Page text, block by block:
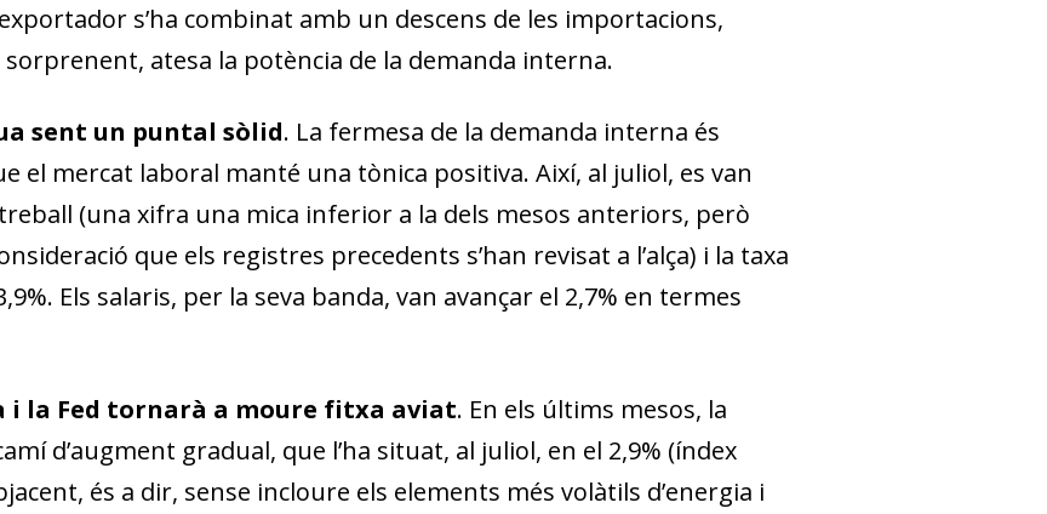
s’ha combinat amb un descens de les importacions,
atesa la potència de la demanda interna.
sent un puntal sòlid. La fermesa de la demanda interna és
el mercat laboral manté una tònica positiva. Així, al juliol, es van
(una xifra una mica inferior a la dels mesos anteriors, però
que els registres precedents s’han revisat a l’alça) i la taxa
Els salaris, per la seva banda, van avançar el 2,7% en termes
i la Fed tornarà a moure fitxa aviat. En els últims mesos, la
d’augment gradual, que l’ha situat, al juliol, en el 2,9% (índex
és a dir, sense incloure els elements més volàtils d’energia i